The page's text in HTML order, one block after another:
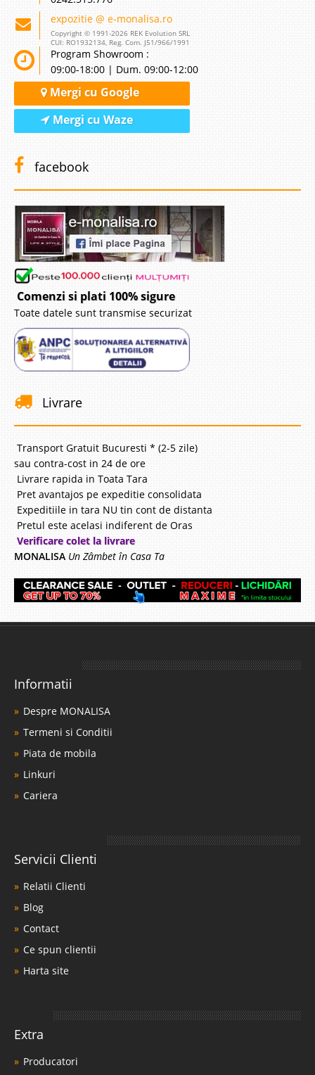
expozitie @ e-monalisa.ro
Copyright © 1991-2026 REK Evolution SRL
CUI: RO1932134, Reg. Com. J51/966/1991
Program Showroom :
09:00-18:00 | Dum. 09:00-12:00
Mergi cu Google
Mergi cu Waze
facebook
Comenzi si plati 100% sigure
Toate datele sunt transmise securizat
Livrare
Transport Gratuit Bucuresti * (2-5 zile)
sau contra-cost in 24 de ore
Livrare rapida in Toata Tara
Pret avantajos pe expeditie consolidata
Expeditiile in tara NU tin cont de distanta
Pretul este acelasi indiferent de Oras
Verificare colet la livrare
MONALISA Un Zâmbet în Casa Ta
Informatii
Despre MONALISA
Termeni si Conditii
Piata de mobila
Linkuri
Cariera
Servicii Clienti
Relatii Clienti
Blog
Contact
Ce spun clientii
Harta site
Extra
Producatori